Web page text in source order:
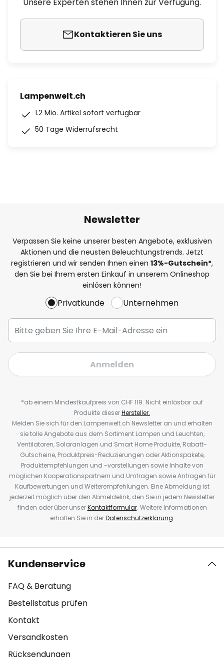
Kontaktieren Sie uns
Lampenwelt.ch
1.2 Mio. Artikel sofort verfügbar
50 Tage Widerrufsrecht
Newsletter
Verpassen Sie keine unserer besten Angebote, exklusiven
Aktionen und die neusten Beleuchtungstrends. Jetzt
registrieren und wir senden Ihnen einen 13%-Gutschein*,
den Sie bei Ihrem ersten Einkauf in unserem Onlineshop
einlösen können!
Privatkunde Unternehmen
Anmelden
*ab einem Mindestkaufpreis von CHF 119. Nicht einlösbar auf
Produkte dieserHersteller.
Melden Sie sich für den Lampenwelt.ch Newsletter an und erhalten
sie tolle Angebote aus dem Sortiment Lampen und Leuchten,
Ventilatoren, Solaranlagen und Smart Home Produkte, Rabatt-
Gutscheine, Produktpreis-Reduzierungen oder Aktionspakete,
Produktempfehlungen und -vorstellungen sowie Inhalte von
möglichen Kooperationspartnern und Umfragen sowie Anfragen für
Kaufbewertungen und Weiterempfehlungen. Eine Abmeldung ist
jederzeit möglich über den Abmeldelink, den Sie in jedem Newsletter
finden oder über unserKontaktformular. Weitere Informationen
erhalten Sie in derDatenschutzerklärung.
Kundenservice
FAQ & Beratung
Bestellstatus prüfen
Kontakt
Versandkosten
Rücksendungen